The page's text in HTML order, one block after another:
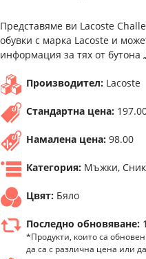
Представяме ви Lacoste
обувки с марка Lacoste и
информация за тях от бутона
Производител: Lacoste
Стандартна цена:
Намалена цена: 98.00
Категория: Мъжки,
Цвят: Бяло
Последно обновяване:
*Продукти, които са
да са с различна цена или